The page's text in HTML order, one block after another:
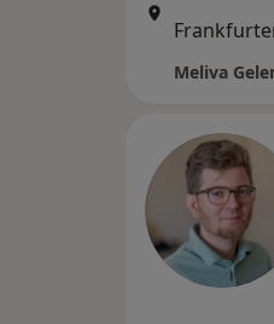
Meliva